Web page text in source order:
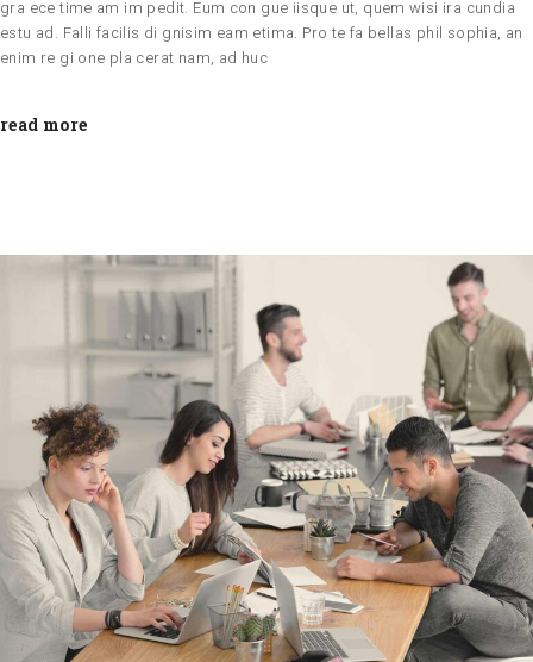
gra ece time am im pedit. Eum con gue iisque ut, quem wisi ira cundia
estu ad. Falli facilis di gnisim eam etima. Pro te fa bellas phil sophia, an
enim re gi one pla cerat nam, ad huc
read more